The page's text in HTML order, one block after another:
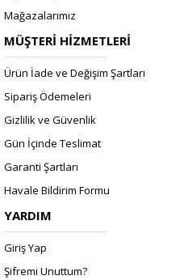
Mağazalarımız
MÜŞTERİ HİZMETLERİ
Ürün İade ve Değişim Şartları
Sipariş Ödemeleri
Gizlilik ve Güvenlik
Gün İçinde Teslimat
Garanti Şartları
Havale Bildirim Formu
YARDIM
Giriş Yap
Şifremi Unuttum?